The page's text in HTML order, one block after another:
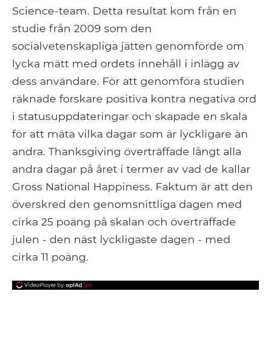
Science-team. Detta resultat kom från en
studie från 2009 som den
socialvetenskapliga jätten genomförde om
lycka mätt med ordets innehåll i inlägg av
dess användare. För att genomföra studien
räknade forskare positiva kontra negativa ord
i statusuppdateringar och skapade en skala
för att mäta vilka dagar som är lyckligare än
andra. Thanksgiving överträffade långt alla
andra dagar på året i termer av vad de kallar
Gross National Happiness. Faktum är att den
överskred den genomsnittliga dagen med
cirka 25 poäng på skalan och överträffade
julen - den näst lyckligaste dagen - med
cirka 11 poäng.